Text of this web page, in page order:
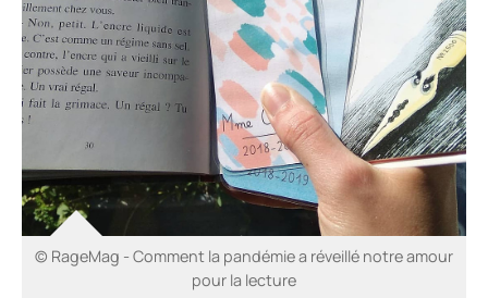
© RageMag - Comment la pandémie a réveillé notre amour
pour la lecture